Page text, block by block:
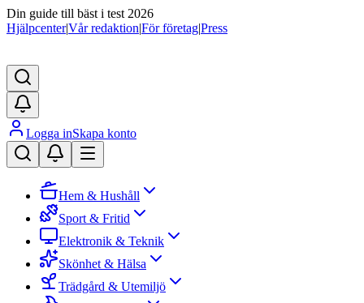
Din guide till bäst i test 2026
Hjälpcenter|Vår redaktion|För företag|Press
Logga inSkapa konto
Hem & Hushåll
Sport & Fritid
Elektronik & Teknik
Skönhet & Hälsa
Trädgård & Utemiljö